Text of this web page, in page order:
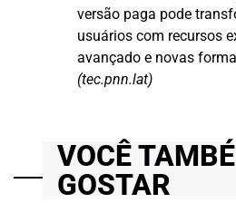
versão paga pode
usuários com recursos
avançado e novas
(tec.pnn.lat)
VOCÊ
GOSTAR